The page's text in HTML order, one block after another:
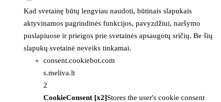
Kad svetainę būtų lengviau naudoti, būtinais slapukais
aktyvinamos pagrindinės funkcijos, pavyzdžiui, naršymo
puslapiuose ir prieigos prie svetainės apsaugotų sričių. Be šių
slapukų svetainė neveiks tinkamai.
consent.cookiebot.com
s.meliva.lt
2
CookieConsent [x2]Stores the user's cookie consent